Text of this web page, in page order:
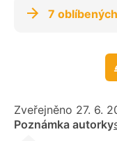
7
Zveřejněno 27. 6.
Poznámka autorky